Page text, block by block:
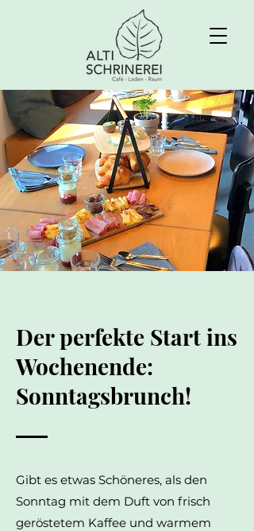
Der perfekte Start ins
Wochenende:
Sonntagsbrunch!
Gibt es etwas Schöneres, als den
Sonntag mit dem Duft von frisch
geröstetem Kaffee und warmem